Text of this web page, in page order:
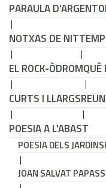
PARAULA
NOTXAS DE NIT
EL ROCK-ÒDROM
CURTS I LLARGS
POESIA A L'ABAST
POESIA DELS JARDINS
JOAN SALVAT